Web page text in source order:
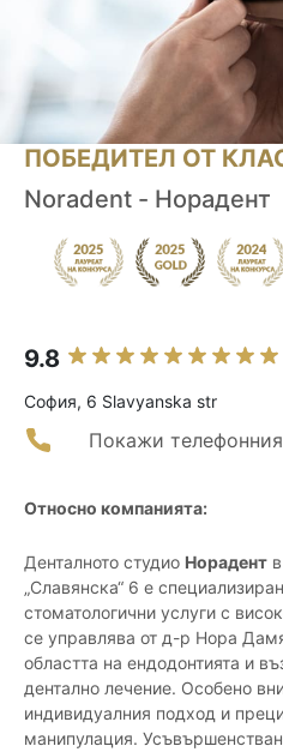
ПОБЕДИТЕЛ ОТ
Noradent - Норадент
9.8
София, 6 Slavyanska str
Покажи
Относно компанията:
Денталното студио Норадент
„Славянска“ 6 е
стоматологични услуги с
се управлява от д-р Нора
областта на ендодонтията и
дентално лечение. Особено
индивидуалния подход и
манипулация.